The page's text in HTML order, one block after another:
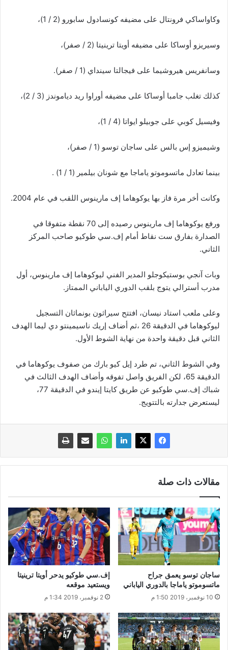
وكاواساكي فرونتال على مضيفه كونسادول سابورو (2 / 1)،
وسيريزو أوساكا على مضيفه أويتا ترينيتا (2 / صفر)،
وسانفريس هيروشيما على فيجالتا سينداي (1 / صفر).
كذلك تغلب جامبا أوساكا على مضيفه أوراوا ريد دياموندز (3 / 2)،
وفيسيل كوبي على جوبيلو ايواتا (4 / 1)،
وشيميزو إس بالس على ساجان توسو (1 / صفر)،
بينما تعادل ماتسوموتو ياماجا مع شونان بيلمير (1 / 1) .
وكانت أخر مرة فاز بها يوكوهاما إف مارينوس اللقب في عام 2004.
ورفع يوكوهاما إف مارينوس رصيده إلى 70 نقطة متفوقا في
الصدارة بفارق ست نقاط أمام إف.سي طوكيو صاحب المركز
الثاني.
وبات آنجي بوستيكوجلو المدير الفني ليوكوهاما إف مارينوس، أول
مدرب أسترالي يتوج بلقب الدوري الياباني الممتاز.
وعلى ملعب استاد نيسان، افتتح سيراثون بونماثان التسجيل
ليوكوهاما في الدقيقة 26 ،ثم أضاف إريك ناسيمينتو دي ليما الهدف
الثاني قبل دقيقة واحدة من نهاية الشوط الأول.
وفي الشوط الثاني، تم طرد إيل كيو بارك من صفوف يوكوهاما في
الدقيقة 65، لكن الفريق واصل تفوقه وأضاف الهدف الثالث في
شباك إف.سي طوكيو عن طريق كايتا إيندو في الدقيقة 77،
ليستعرض جدارته بالتتويج.
مقالات ذات صلة
ساجان توسو يعمق جراح
ماتسوموتو ياماجا بالدوري الياباني
10 نوفمبر، 2019 1:50 م
إف.سي طوكيو يدحر أويتا ترينيتا
ويستعيد موقعه
2 نوفمبر، 2019 1:34 م